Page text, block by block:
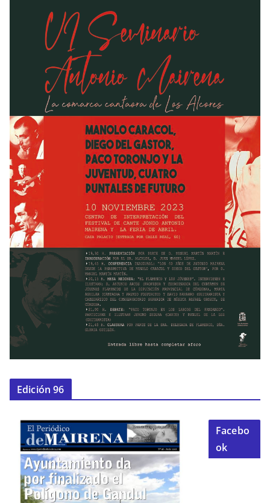
Edición 96
Facebo
ok